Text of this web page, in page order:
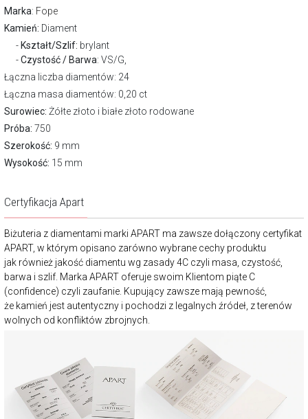
Marka: Fope
Kamień: Diament
Kształt/Szlif: brylant
Czystość / Barwa: VS/G,
Łączna liczba diamentów: 24
Łączna masa diamentów: 0,20 ct
Surowiec: Żółte złoto i białe złoto rodowane
Próba: 750
Szerokość: 9 mm
Wysokość: 15 mm
Certyfikacja Apart
Biżuteria z diamentami marki APART ma zawsze dołączony certyfikat
APART, w którym opisano zarówno wybrane cechy produktu
jak również jakość diamentu wg zasady 4C czyli masa, czystość,
barwa i szlif. Marka APART oferuje swoim Klientom piąte C
(confidence) czyli zaufanie. Kupujący zawsze mają pewność,
że kamień jest autentyczny i pochodzi z legalnych źródeł, z terenów
wolnych od konfliktów zbrojnych.